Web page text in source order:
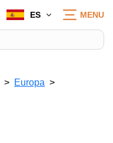
ES MENU
Europa